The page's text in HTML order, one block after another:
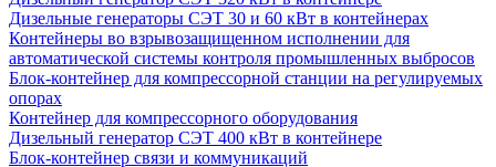
Дизельные генераторы СЭТ 30 и 60 кВт в контейнерах
Контейнеры во взрывозащищенном исполнении для
автоматической системы контроля промышленных выбросов
Блок-контейнер для компрессорной станции на регулируемых
опорах
Контейнер для компрессорного оборудования
Дизельный генератор СЭТ 400 кВт в контейнере
Блок-контейнер связи и коммуникаций